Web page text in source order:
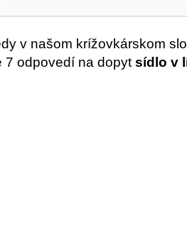
v našom krížovkárskom
7 odpovedí na dopyt sídlo v